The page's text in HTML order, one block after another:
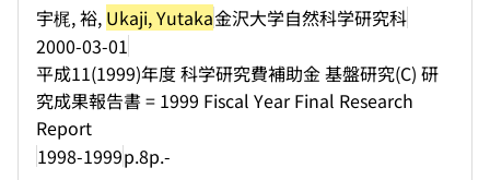
宇梶, 裕, Ukaji, Yutaka金沢大学自然科学研究科
2000-03-01
平成11(1999)年度 科学研究費補助金 基盤研究(C) 研
究成果報告書 = 1999 Fiscal Year Final Research
Report
1998-1999p.8p.-